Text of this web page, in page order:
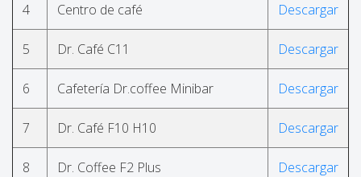
4 Centro de café Descargar
5 Dr. Café C11 Descargar
6 Cafetería Dr.coffee Minibar Descargar
7 Dr. Café F10 H10 Descargar
8 Dr. Coffee F2 Plus Descargar